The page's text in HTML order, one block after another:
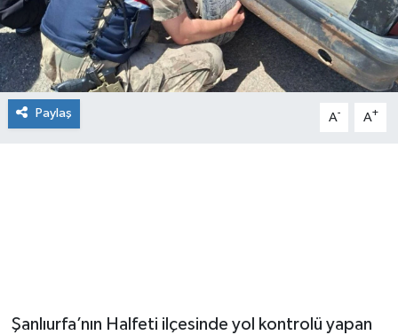
Paylaş A- A+
Şanlıurfa’nın Halfeti ilçesinde yol kontrolü yapan